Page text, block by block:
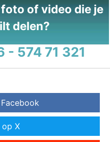
of video die je
delen?
- 574 71 321
op X